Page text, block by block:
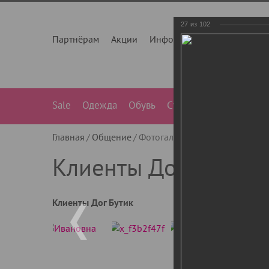
Партнёрам Акции Инфо О нас
Sale Одежда Обувь Сумки
Главная Общение Фотогалерея
Клиенты Дог Бутик
Клиенты Дог Бутик
27 из 102